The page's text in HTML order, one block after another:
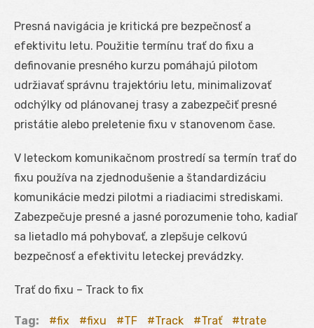
Presná navigácia je kritická pre bezpečnosť a
efektivitu letu. Použitie termínu trať do fixu a
definovanie presného kurzu pomáhajú pilotom
udržiavať správnu trajektóriu letu, minimalizovať
odchýlky od plánovanej trasy a zabezpečiť presné
pristátie alebo preletenie fixu v stanovenom čase.
V leteckom komunikačnom prostredí sa termín trať do
fixu používa na zjednodušenie a štandardizáciu
komunikácie medzi pilotmi a riadiacimi strediskami.
Zabezpečuje presné a jasné porozumenie toho, kadiaľ
sa lietadlo má pohybovať, a zlepšuje celkovú
bezpečnosť a efektivitu leteckej prevádzky.
Trať do fixu – Track to fix
Tag: fix fixu TF Track Trať trate